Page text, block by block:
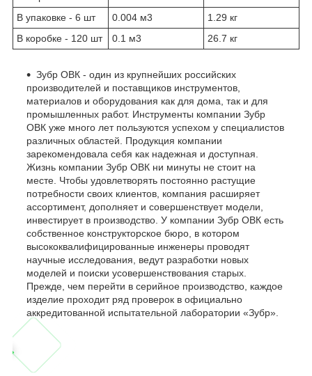
В упаковке - 6 шт
0.004 м3
1.29 кг
В коробке - 120 шт
0.1 м3 26.7 кг
Зубр ОВК - один из крупнейших российских
производителей и поставщиков инструментов,
материалов и оборудования как для дома, так и для
промышленных работ. Инструменты компании Зубр
ОВК уже много лет пользуются успехом у специалистов
различных областей. Продукция компании
зарекомендовала себя как надежная и доступная.
Жизнь компании Зубр ОВК ни минуты не стоит на
месте. Чтобы удовлетворять постоянно растущие
потребности своих клиентов, компания расширяет
ассортимент, дополняет и совершенствует модели,
инвестирует в производство. У компании Зубр ОВК есть
собственное конструкторское бюро, в котором
высококвалифицированные инженеры проводят
научные исследования, ведут разработки новых
моделей и поиски усовершенствования старых.
Прежде, чем перейти в серийное производство, каждое
изделие проходит ряд проверок в официально
аккредитованной испытательной лаборатории «Зубр».